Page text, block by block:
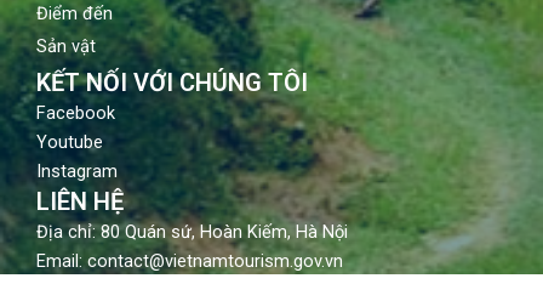
Điểm đến
Sản vật
KẾT NỐI VỚI CHÚNG TÔI
Facebook
Youtube
Instagram
LIÊN HỆ
Địa chỉ: 80 Quán sứ, Hoàn Kiếm, Hà Nội
Email: contact@vietnamtourism.gov.vn